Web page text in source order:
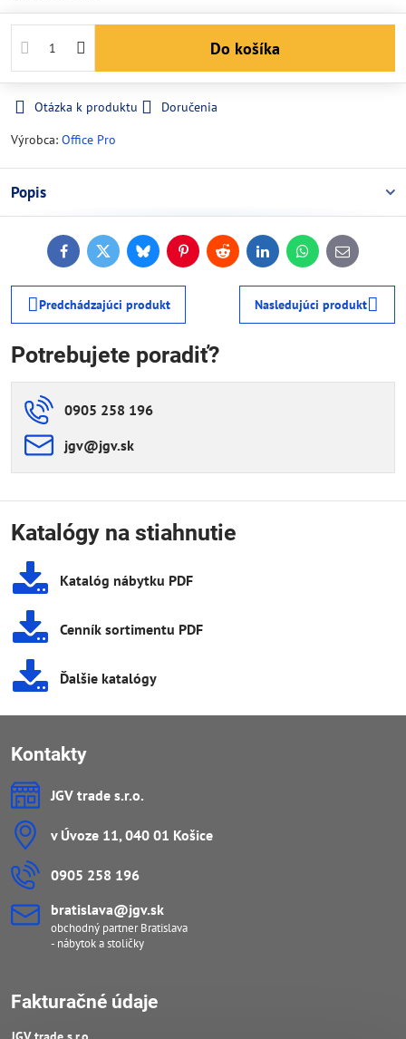
Do košíka
Otázka k produktu
Doručenia
Výrobca: Office Pro
Popis
FacebookTwitterBlueskyPinterestReddit LinkedInWhatsApp
E-
mail
Predchádzajúci produkt Nasledujúci produkt
Potrebujete poradiť?
0905 258 196
jgv​@jgv​.sk
Katalógy na stiahnutie
Katalóg nábytku PDF
Cenník sortimentu PDF
Ďalšie katalógy
Kontakty
JGV trade s​.r​.o​.
v Úvoze 11, 040 01 Košice
0905 258 196
bratislava​@jgv​.sk
obchodný partner Bratislava
- nábytok a stoličky
Fakturačné údaje